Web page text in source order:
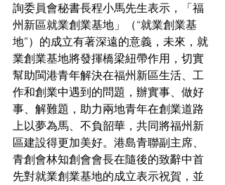
詢委員會秘書長程小馬先生表示，「福
州新區就業創業基地」（“就業創業基
地”）的成立有著深遠的意義，未來，就
業創業基地將發揮橋梁紐帶作用，切實
幫助閩港青年解決在福州新區生活、工
作和創業中遇到的問題，辦實事、做好
事、解難題，助力兩地青年在創業道路
上以夢為馬、不負韶華，共同將福州新
區建設得更加美好。港島青聯副主席、
青創會林知創會會長在隨後的致辭中首
先對就業創業基地的成立表示祝賀，並